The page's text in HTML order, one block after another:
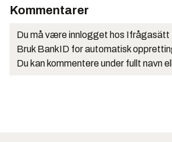
Kommentarer
Du må være innlogget hos Ifrågasätt
Bruk BankID for automatisk
Du kan kommentere under fullt navn